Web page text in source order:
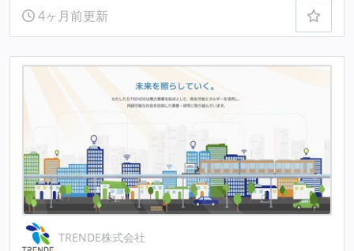
4ヶ月前更新
TRENDE株式会社